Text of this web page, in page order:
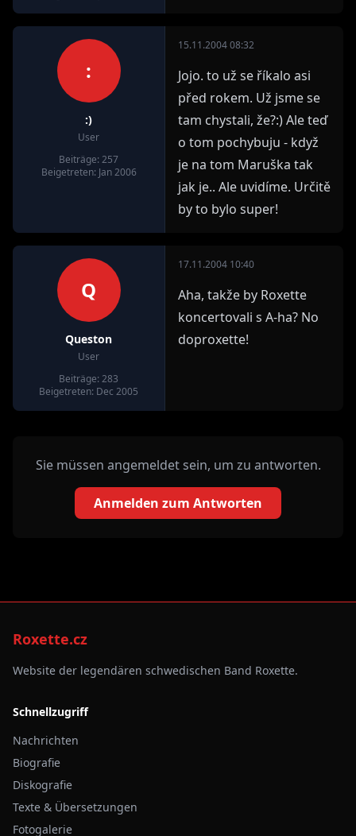
:
:)
User
Beiträge: 257
Beigetreten: Jan 2006
15.11.2004 08:32
Jojo. to už se říkalo asi
před rokem. Už jsme se
tam chystali, že?:) Ale teď
o tom pochybuju - když
je na tom Maruška tak
jak je.. Ale uvidíme. Určitě
by to bylo super!
Q
Queston
User
Beiträge: 283
Beigetreten: Dec 2005
17.11.2004 10:40
Aha, takže by Roxette
koncertovali s A-ha? No
doproxette!
Sie müssen angemeldet sein, um zu antworten.
Anmelden zum Antworten
Roxette.cz
Website der legendären schwedischen Band Roxette.
Schnellzugriff
Nachrichten
Biografie
Diskografie
Texte & Übersetzungen
Fotogalerie